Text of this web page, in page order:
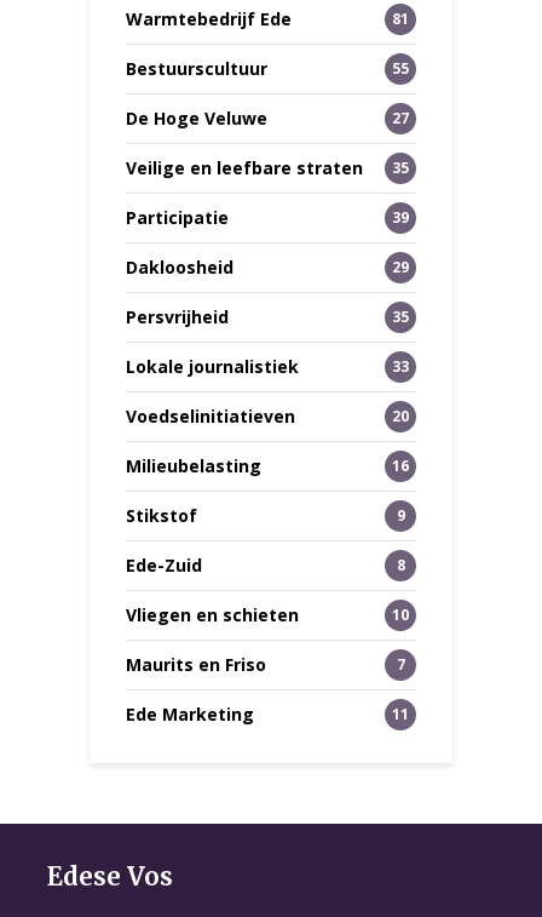
Warmtebedrijf Ede 81
Bestuurscultuur 55
De Hoge Veluwe 27
Veilige en leefbare straten 35
Participatie 39
Dakloosheid 29
Persvrijheid 35
Lokale journalistiek 33
Voedselinitiatieven 20
Milieubelasting 16
Stikstof 9
Ede-Zuid 8
Vliegen en schieten 10
Maurits en Friso 7
Ede Marketing 11
Edese Vos